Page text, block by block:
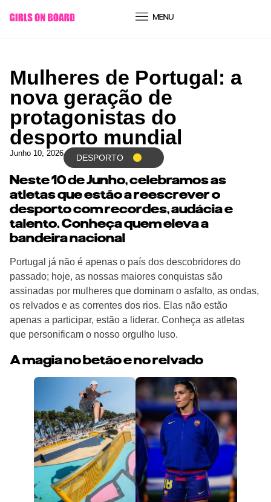
conteúdo
Mulheres de Portugal: a
nova geração de
protagonistas do
desporto mundial
Junho 10, 2026 DESPORTO
Neste 10 de Junho, celebramos as
atletas que estão a reescrever o
desporto com recordes, audácia e
talento. Conheça quem eleva a
bandeira nacional
Portugal já não é apenas o país dos descobridores do
passado; hoje, as nossas maiores conquistas são
assinadas por mulheres que dominam o asfalto, as ondas,
os relvados e as correntes dos rios. Elas não estão
apenas a participar, estão a liderar. Conheça as atletas
que personificam o nosso orgulho luso.
A magia no betão e no relvado